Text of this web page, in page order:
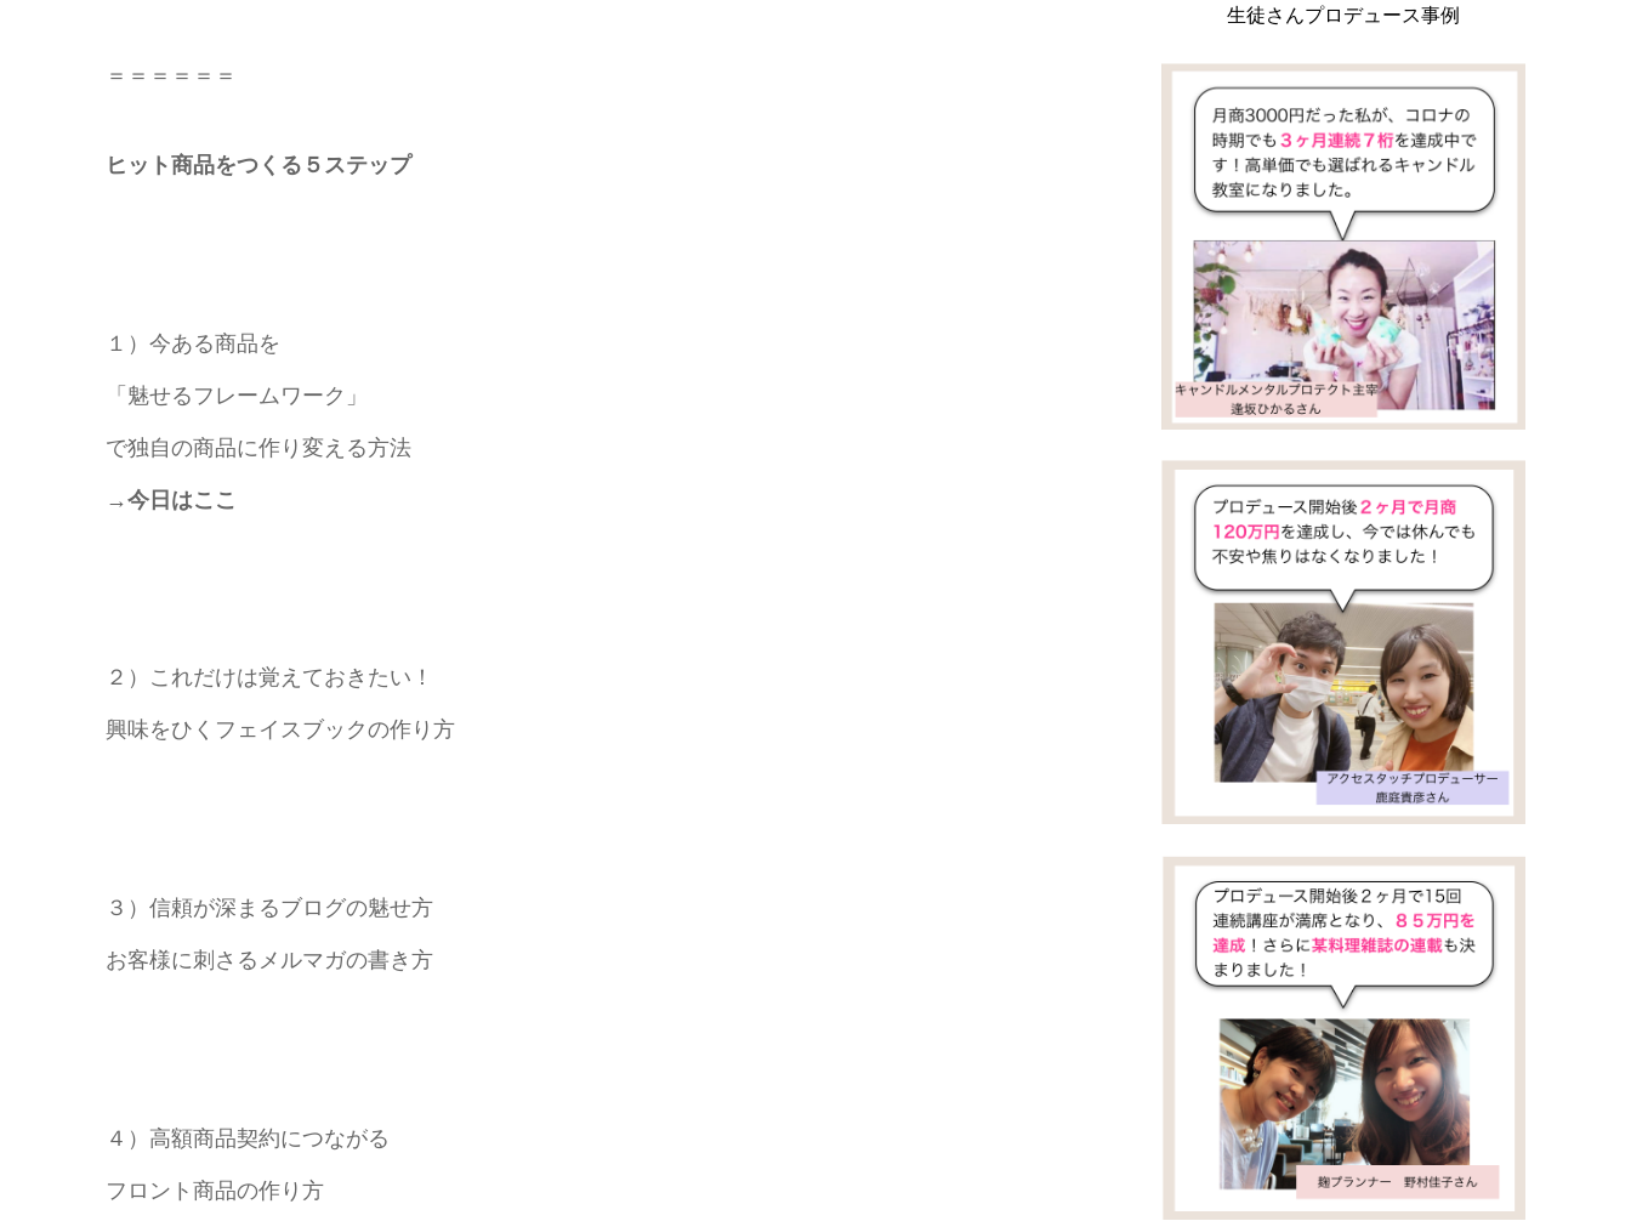
＝＝＝＝＝＝
ヒット商品をつくる５ステップ
１）今ある商品を
「魅せるフレームワーク」
で独自の商品に作り変える方法
→今日はここ
２）これだけは覚えておきたい！
興味をひくフェイスブックの作り方
３）信頼が深まるブログの魅せ方
お客様に刺さるメルマガの書き方
４）高額商品契約につながる
フロント商品の作り方
生徒さんプロデュース事例